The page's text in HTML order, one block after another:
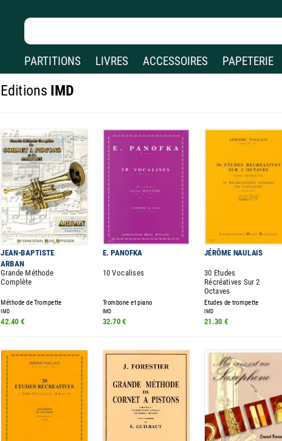
PARTITIONS LIVRES ACCESSOIRES PAPETERIE
Editions IMD
JEAN-BAPTISTE
ARBAN
E. PANOFKA JÉRÔME NAULAIS
Grande Méthode
Complète
10 Vocalises 30 Etudes
Récréatives Sur 2
Octaves
Méthode de Trompette Trombone et piano Etudes de trompette
IMD IMD IMD
42.40 € 32.70 € 21.30 €